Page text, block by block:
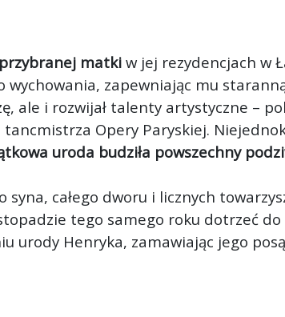
przybranej matki w jej rezydencjach w
wychowania, zapewniając mu
ale i rozwijał talenty artystyczne –
Opery Paryskiej.
uroda budziła powszechny
całego dworu i licznych
tego samego roku dotrzeć
urody Henryka, zamawiając jego